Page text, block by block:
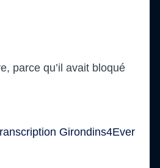
parce qu’il avait bloqué
Girondins4Ever